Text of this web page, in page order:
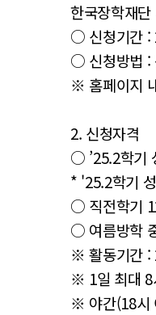
한국장학재
○ 신청기간 :
○ 신청방법 :
※ 홈페이지
2. 신청자격
○ ’25.2학기
* '25.2학기
○ 직전학기
○ 여름방학
※ 활동기간 :
※ 1일 최대 8
※ 야간(18시